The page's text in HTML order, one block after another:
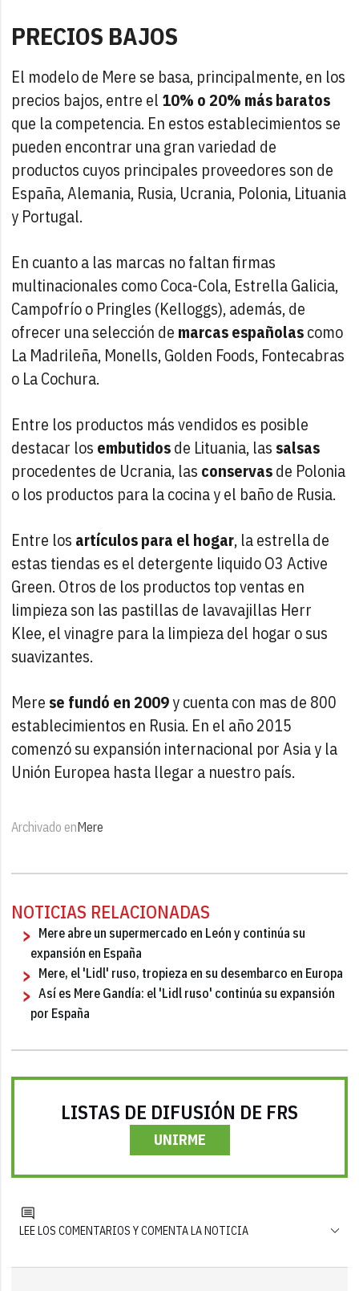
PRECIOS BAJOS
El modelo de Mere se basa, principalmente, en los
precios bajos, entre el 10% o 20% más baratos
que la competencia. En estos establecimientos se
pueden encontrar una gran variedad de
productos cuyos principales proveedores son de
España, Alemania, Rusia, Ucrania, Polonia, Lituania
y Portugal.
En cuanto a las marcas no faltan firmas
multinacionales como Coca-Cola, Estrella Galicia,
Campofrío o Pringles (Kelloggs), además, de
ofrecer una selección de marcas españolascomo
La Madrileña, Monells, Golden Foods, Fontecabras
o La Cochura.
Entre los productos más vendidos es posible
destacar los embutidosde Lituania, las salsas
procedentes de Ucrania, las conservasde Polonia
o los productos para la cocina y el baño de Rusia.
Entre los artículos para el hogar, la estrella de
estas tiendas es el detergente liquido O3 Active
Green. Otros de los productos top ventas en
limpieza son las pastillas de lavavajillas Herr
Klee, el vinagre para la limpieza del hogar o sus
suavizantes.
Mere se fundó en 2009y cuenta con mas de 800
establecimientos en Rusia. En el año 2015
comenzó su expansión internacional por Asia y la
Unión Europea hasta llegar a nuestro país.
Archivado enMere
NOTICIAS RELACIONADAS
Mere abre un supermercado en León y continúa su
expansión en España
Mere, el 'Lidl' ruso, tropieza en su desembarco en Europa
Así es Mere Gandía: el 'Lidl ruso' continúa su expansión
por España
LISTAS DE DIFUSIÓN DE FRS
UNIRME
LEE LOS COMENTARIOS Y COMENTA LA NOTICIA